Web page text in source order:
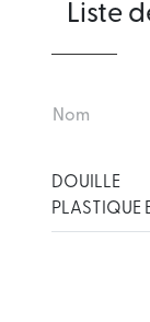
Liste
Nom
DOUILLE
PLASTIQUE